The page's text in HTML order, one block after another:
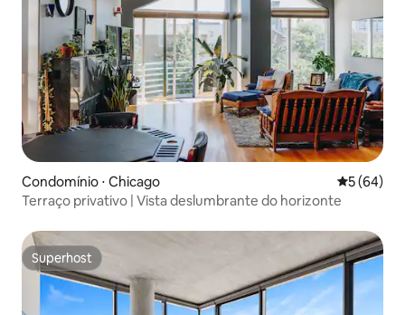
Condomínio ⋅ Chicago 5 de uma
5 (64)
Terraço privativo | Vista deslumbrante do horizonte
Superhost
Superhost